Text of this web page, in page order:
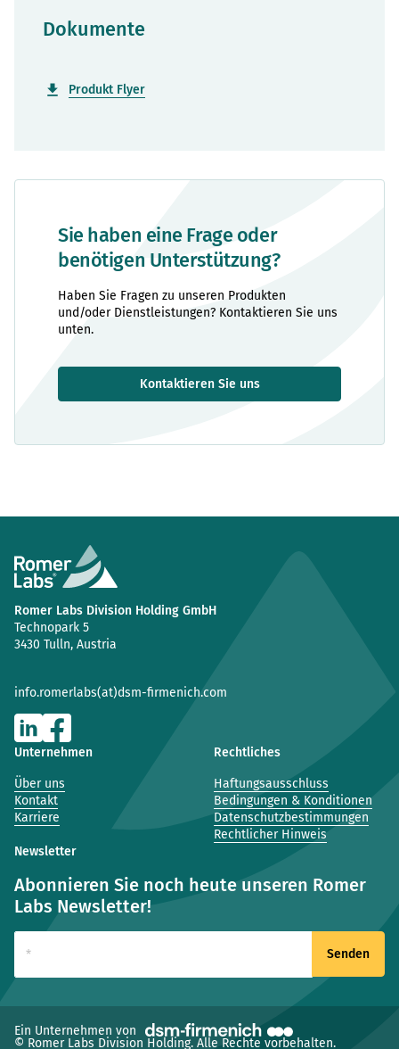
Sie haben eine Frage oder
benötigen Unterstützung?
Haben Sie Fragen zu unseren Produkten
und/oder Dienstleistungen? Kontaktieren Sie uns
unten.
Kontaktieren Sie uns
Dokumente
Produkt Flyer
Romer Labs Division Holding GmbH
Technopark 5
3430 Tulln, Austria
info.romerlabs(at)dsm-firmenich.com
Unternehmen
Über uns
Kontakt
Karriere
Rechtliches
Haftungsausschluss
Bedingungen & Konditionen
Datenschutzbestimmungen
Rechtlicher Hinweis
Newsletter
Abonnieren Sie noch heute unseren Romer
Labs Newsletter!
Ein Unternehmen von
© Romer Labs Division Holding. Alle Rechte vorbehalten.